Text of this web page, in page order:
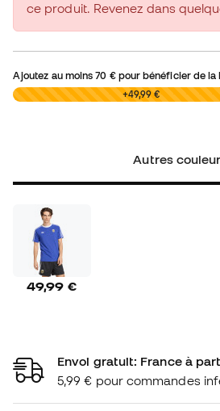
ce produit. Revenez dans
Ajoutez au moins70 €pour bénéficier de la
0,00 € +49,99 €
Autres
49,99 €
Envoi gratuit: France à
5,99 € pour commandes